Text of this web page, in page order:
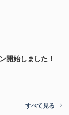
開始しました！
すべて見る